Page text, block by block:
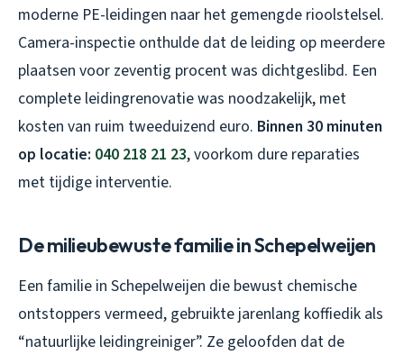
moderne PE-leidingen naar het gemengde rioolstelsel.
Camera-inspectie onthulde dat de leiding op meerdere
plaatsen voor zeventig procent was dichtgeslibd. Een
complete leidingrenovatie was noodzakelijk, met
kosten van ruim tweeduizend euro. Binnen 30 minuten
op locatie: 040 218 21 23, voorkom dure reparaties
met tijdige interventie.
De milieubewuste familie in Schepelweijen
Een familie in Schepelweijen die bewust chemische
ontstoppers vermeed, gebruikte jarenlang koffiedik als
“natuurlijke leidingreiniger”. Ze geloofden dat de